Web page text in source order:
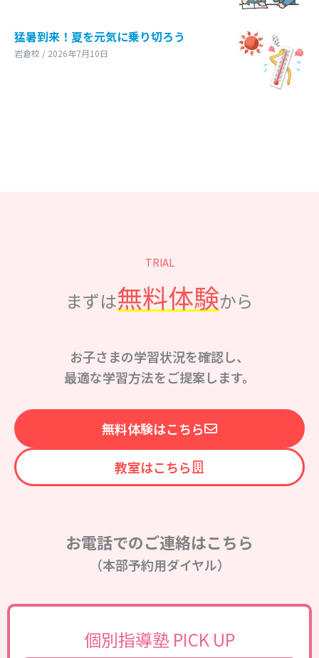
猛暑到来！夏を元気に乗り切ろう
岩倉校 / 2026年7月10日
TRIAL
まずは無料体験から
お子さまの学習状況を確認し、
最適な学習方法をご提案します。
無料体験はこちら
教室はこちら
お電話でのご連絡はこちら
（本部予約用ダイヤル）
個別指導塾 PICK UP